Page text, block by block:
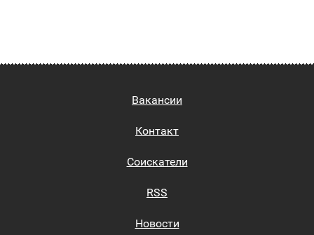
Вакансии
Контакт
Соискатели
RSS
Новости